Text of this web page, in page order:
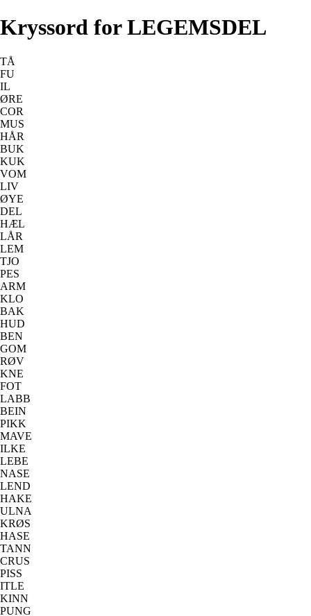
Kryssord for LEGEMSDEL
TÅ
FU
IL
ØRE
COR
MUS
HÅR
BUK
KUK
VOM
LIV
ØYE
DEL
HÆL
LÅR
LEM
TJO
PES
ARM
KLO
BAK
HUD
BEN
GOM
RØV
KNE
FOT
LABB
BEIN
PIKK
MAVE
ILKE
LEBE
NASE
LEND
HAKE
ULNA
KRØS
HASE
TANN
CRUS
PISS
ITLE
KINN
PUNG